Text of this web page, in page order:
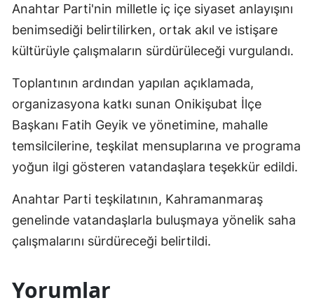
Anahtar Parti'nin milletle iç içe siyaset anlayışını
benimsediği belirtilirken, ortak akıl ve istişare
kültürüyle çalışmaların sürdürüleceği vurgulandı.
Toplantının ardından yapılan açıklamada,
organizasyona katkı sunan Onikişubat İlçe
Başkanı Fatih Geyik ve yönetimine, mahalle
temsilcilerine, teşkilat mensuplarına ve programa
yoğun ilgi gösteren vatandaşlara teşekkür edildi.
Anahtar Parti teşkilatının, Kahramanmaraş
genelinde vatandaşlarla buluşmaya yönelik saha
çalışmalarını sürdüreceği belirtildi.
Yorumlar